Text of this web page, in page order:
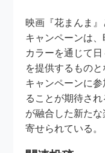
映画『花まんま
キャンペーンは
カラーを通じて
を提供するもの
キャンペーンに
ることが期待さ
が融合した新た
寄せられている。